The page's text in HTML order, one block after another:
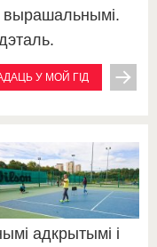
вырашальнымі.
У МОЙ ГІД
адкрытымі і